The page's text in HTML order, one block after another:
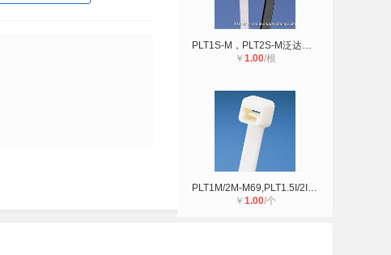
PLT1S-M，PLT2S-M泛达尼龙扎带
￥ 1.00/根
PLT1M/2M-M69,PLT1.5I/2I-M69 泛达PA
￥ 1.00/个